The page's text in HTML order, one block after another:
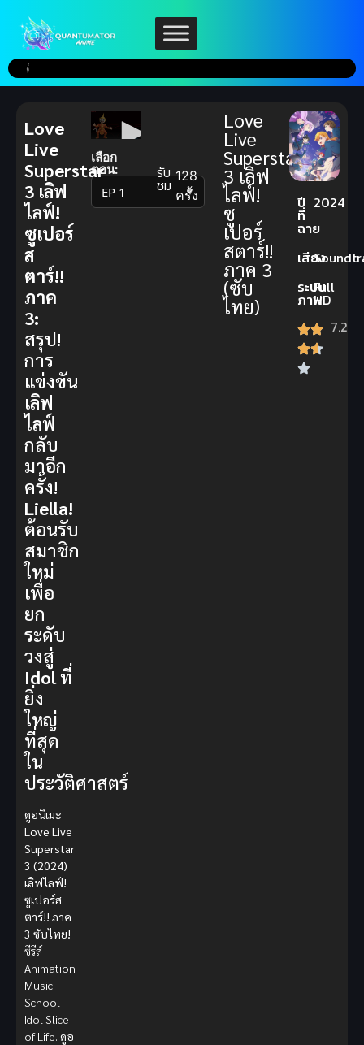
เลือก
ตอน:
▼
รับ
ชม 128
ครั้ง
Love
Live
Superstar
3 เลิฟ
ไลฟ์!
ซู
เปอร์
สตาร์!!
ภาค 3
(ซับ
ไทย)
ปี
ที่
ฉาย
2024
เสียง
ระบบ
ภาพ
Full
HD
7.2
Love
Live
Superstar
3 เลิฟ
ไลฟ์!
ซูเปอร์
ส
ตาร์!!
ภาค
3:
สรุป!
การ
แข่งขัน
เลิฟ
ไลฟ์
กลับ
มาอีก
ครั้ง!
Liella!
ต้อนรับ
สมาชิก
ใหม่
เพื่อ
ยก
ระดับ
วงสู่
Idolที่
ยิ่ง
ใหญ่
ที่สุด
ใน
ประวัติศาสตร์
ดูอนิเมะ
Love Live
Superstar
3 (2024)
เลิฟไลฟ์!
ซูเปอร์ส
ตาร์!! ภาค
3 ซับไทย!
ซีรีส์
Animation
Music
School
Idol Slice
of Life. ดูอ